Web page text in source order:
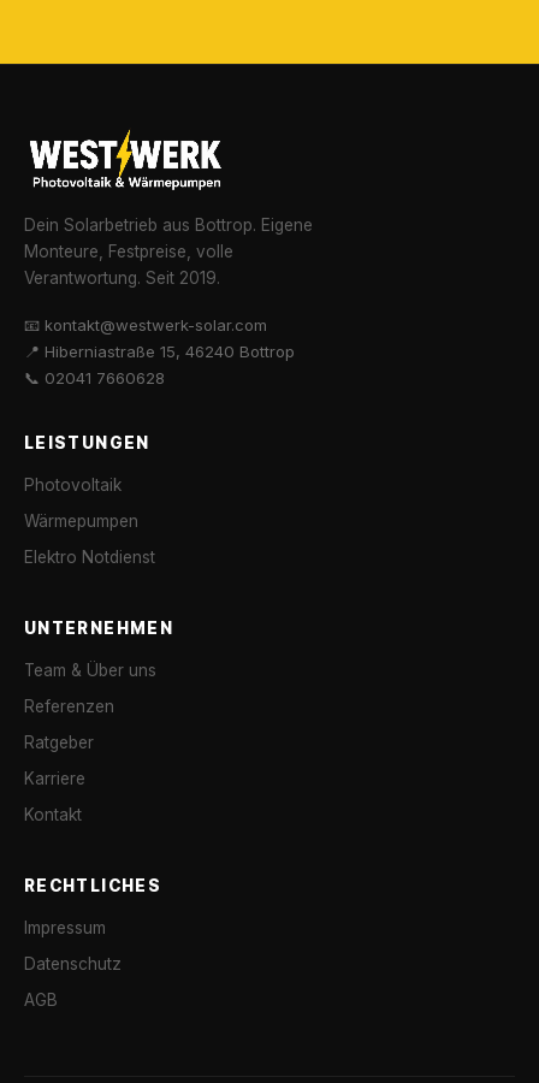
Dein Solarbetrieb aus Bottrop. Eigene
Monteure, Festpreise, volle
Verantwortung. Seit 2019.
📧 kontakt@westwerk-solar.com
📍 Hiberniastraße 15, 46240 Bottrop
📞 02041 7660628
LEISTUNGEN
Photovoltaik
Wärmepumpen
Elektro Notdienst
UNTERNEHMEN
Team & Über uns
Referenzen
Ratgeber
Karriere
Kontakt
RECHTLICHES
Impressum
Datenschutz
AGB